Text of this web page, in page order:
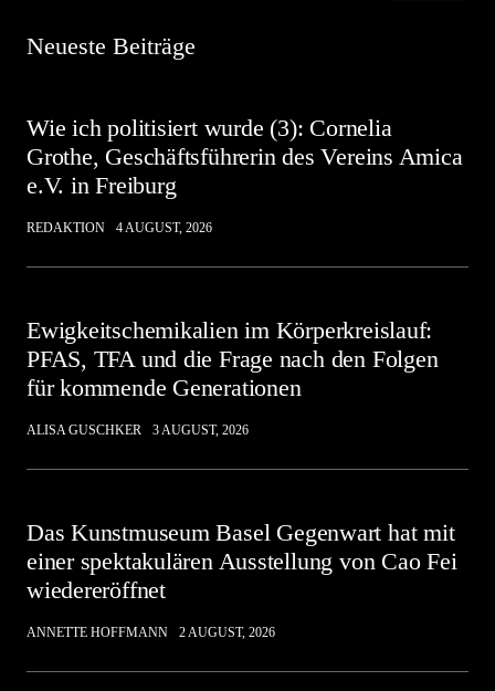
Neueste Beiträge
Wie ich politisiert wurde (3): Cornelia
Grothe, Geschäftsführerin des Vereins Amica
e.V. in Freiburg
REDAKTION 4 AUGUST, 2026
Ewigkeitschemikalien im Körperkreislauf:
PFAS, TFA und die Frage nach den Folgen
für kommende Generationen
ALISA GUSCHKER 3 AUGUST, 2026
Das Kunstmuseum Basel Gegenwart hat mit
einer spektakulären Ausstellung von Cao Fei
wiedereröffnet
ANNETTE HOFFMANN 2 AUGUST, 2026